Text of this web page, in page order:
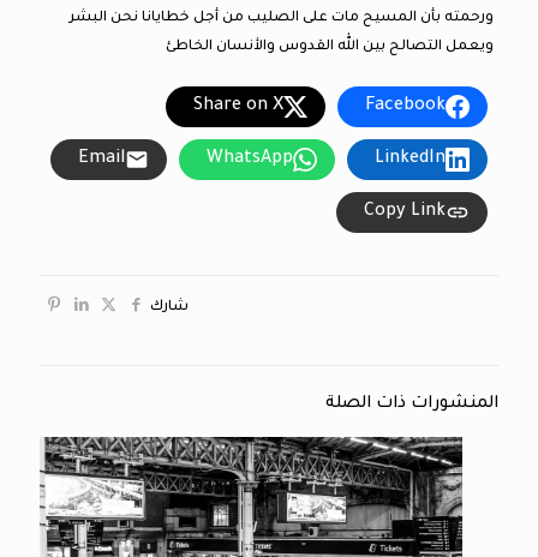
ورحمته بأن المسيح مات على الصليب من أجل خطايانا نحن البشر
ويعمل التصالح بين الله القدوس والأنسان الخاطئ
Facebook
Share on X
LinkedIn
WhatsApp
Email
Copy Link
شارك
المنشورات ذات الصلة